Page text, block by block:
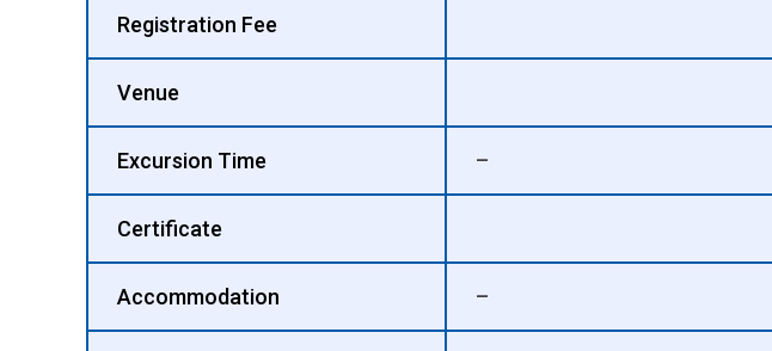
Registration Fee
Venue
Excursion Time –
Certificate
Accommodation –